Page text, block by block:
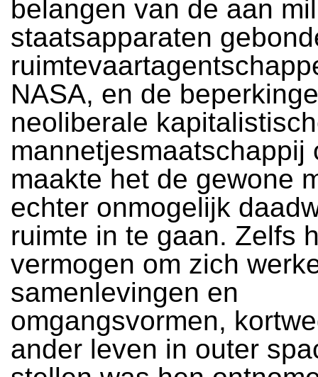
belangen van de aan
staatsapparaten
NASA, en de
neoliberale
mannetjesmaatschappij
maakte het de gewone
echter onmogelijk
ruimte in te gaan. Zelfs
vermogen om zich
samenlevingen en
omgangsvormen,
ander leven in outer